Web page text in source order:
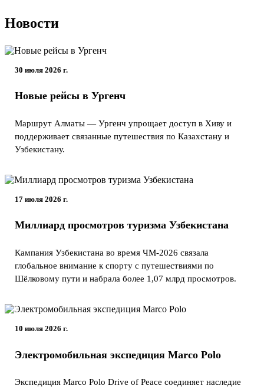
Новости
30 июля 2026 г.
Новые рейсы в Ургенч
Маршрут Алматы — Ургенч упрощает доступ в Хиву и
поддерживает связанные путешествия по Казахстану и
Узбекистану.
17 июля 2026 г.
Миллиард просмотров туризма Узбекистана
Кампания Узбекистана во время ЧМ-2026 связала
глобальное внимание к спорту с путешествиями по
Шёлковому пути и набрала более 1,07 млрд просмотров.
10 июля 2026 г.
Электромобильная экспедиция Marco Polo
Экспедиция Marco Polo Drive of Peace соединяет наследие